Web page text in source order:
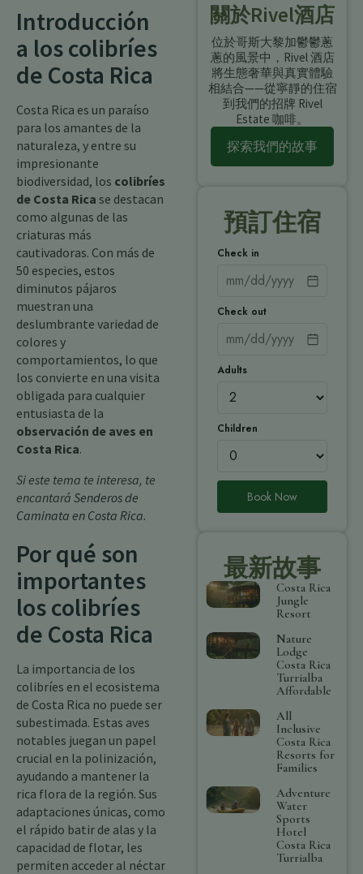
Introducción
a los colibríes
de Costa Rica
Costa Rica es un paraíso
para los amantes de la
naturaleza, y entre su
impresionante
biodiversidad, los colibríes
de Costa Rica se destacan
como algunas de las
criaturas más
cautivadoras. Con más de
50 especies, estos
diminutos pájaros
muestran una
deslumbrante variedad de
colores y
comportamientos, lo que
los convierte en una visita
obligada para cualquier
entusiasta de la
observación de aves en
Costa Rica.
Si este tema te interesa, te
encantará Senderos de
Caminata en Costa Rica.
Por qué son
importantes
los colibríes
de Costa Rica
La importancia de los
colibríes en el ecosistema
de Costa Rica no puede ser
subestimada. Estas aves
notables juegan un papel
crucial en la polinización,
ayudando a mantener la
rica flora de la región. Sus
adaptaciones únicas, como
el rápido batir de alas y la
capacidad de flotar, les
permiten acceder al néctar
關於Rivel酒店
位於哥斯大黎加鬱鬱蔥
蔥的風景中，Rivel 酒店
將生態奢華與真實體驗
相結合——從寧靜的住宿
到我們的招牌 Rivel
Estate 咖啡。
探索我們的故事
預訂住宿
Check in
Check out
Adults
Children
Book Now
最新故事
Costa Rica
Jungle
Resort
Nature
Lodge
Costa Rica
Turrialba
Affordable
All
Inclusive
Costa Rica
Resorts for
Families
Adventure
Water
Sports
Hotel
Costa Rica
Turrialba